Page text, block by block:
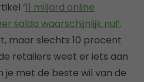
‘11 miljard online
saldo waarschijnlijk nul’.
maar slechts 10 procent
retailers weet er iets aan
je met de beste wil van de